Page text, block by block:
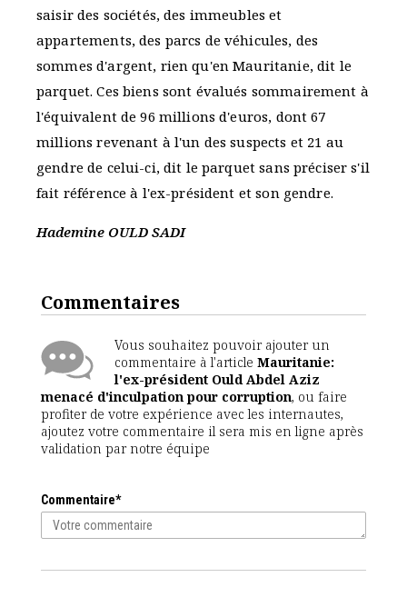
saisir des sociétés, des immeubles et
appartements, des parcs de véhicules, des
sommes d'argent, rien qu'en Mauritanie, dit le
parquet. Ces biens sont évalués sommairement à
l'équivalent de 96 millions d'euros, dont 67
millions revenant à l'un des suspects et 21 au
gendre de celui-ci, dit le parquet sans préciser s'il
fait référence à l'ex-président et son gendre.
Hademine OULD SADI
Commentaires
Vous souhaitez pouvoir ajouter un
commentaire à l'article Mauritanie:
l'ex-président Ould Abdel Aziz
menacé d'inculpation pour corruption, ou faire
profiter de votre expérience avec les internautes,
ajoutez votre commentaire il sera mis en ligne après
validation par notre équipe
Commentaire*